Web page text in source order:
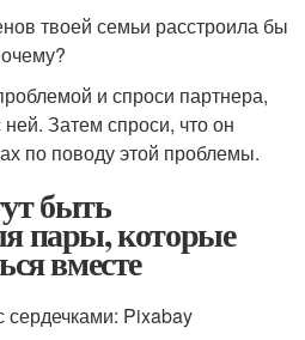
твоей семьи расстроила бы
и спроси партнера,
Затем спроси, что он
по поводу этой проблемы.
быть
пары, которые
вместе
сердечками: Pixabay